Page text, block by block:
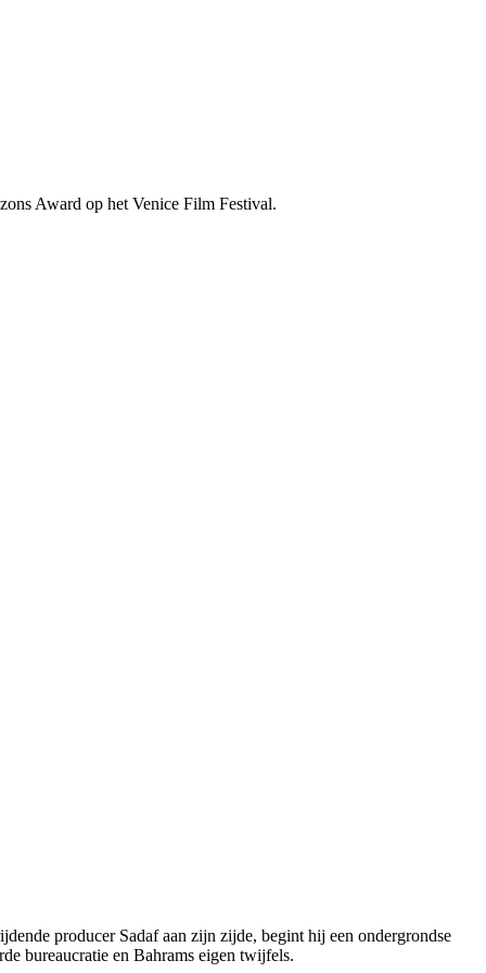
Award op het Venice Film Festival.
producer Sadaf aan zijn zijde, begint hij een ondergrondse
bureaucratie en Bahrams eigen twijfels.